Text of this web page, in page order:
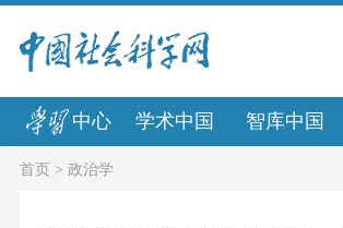
中心 学术中国 智库中国
首页> 政治学